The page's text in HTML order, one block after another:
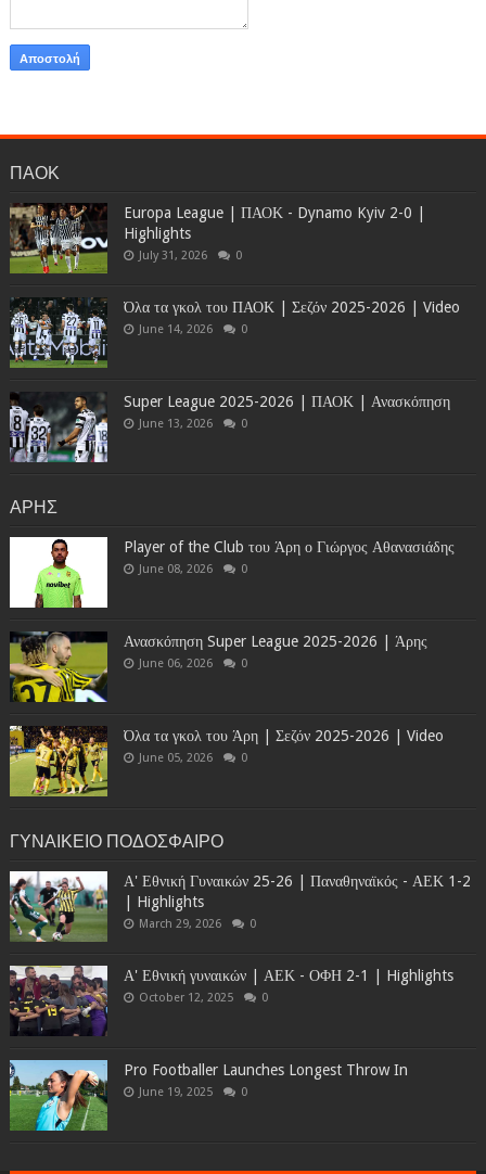
ΠΑΟΚ
Europa League | ΠΑΟΚ - Dynamo Kyiv 2-0 |
Highlights
July 31, 2026 0
Όλα τα γκολ του ΠΑΟΚ | Σεζόν 2025-2026 | Video
June 14, 2026 0
Super League 2025-2026 | ΠΑΟΚ | Ανασκόπηση
June 13, 2026 0
ΑΡΗΣ
Player of the Club του Άρη ο Γιώργος Αθανασιάδης
June 08, 2026 0
Ανασκόπηση Super League 2025-2026 | Άρης
June 06, 2026 0
Όλα τα γκολ του Άρη | Σεζόν 2025-2026 | Video
June 05, 2026 0
ΓΥΝΑΙΚΕΙΟ ΠΟΔΟΣΦΑΙΡΟ
Α' Εθνική Γυναικών 25-26 | Παναθηναϊκός - ΑΕΚ 1-2
| Highlights
March 29, 2026 0
Α' Εθνική γυναικών | ΑΕΚ - ΟΦΗ 2-1 | Highlights
October 12, 2025 0
Pro Footballer Launches Longest Throw In
June 19, 2025 0